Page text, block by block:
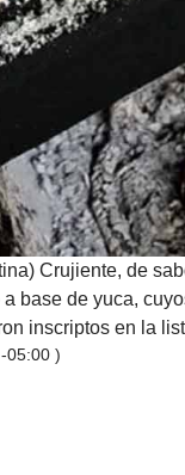
Crujiente, de
base de yuca,
inscriptos en la
05:00 )